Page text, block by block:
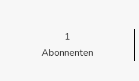
1
Abonnenten